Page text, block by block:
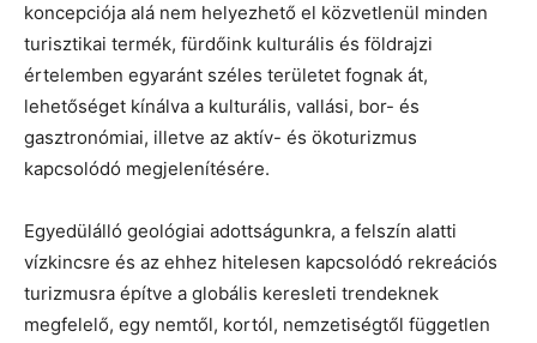
koncepciója alá nem helyezhető el közvetlenül minden
turisztikai termék, fürdőink kulturális és földrajzi
értelemben egyaránt széles területet fognak át,
lehetőséget kínálva a kulturális, vallási, bor- és
gasztronómiai, illetve az aktív- és ökoturizmus
kapcsolódó megjelenítésére.
Egyedülálló geológiai adottságunkra, a felszín alatti
vízkincsre és az ehhez hitelesen kapcsolódó rekreációs
turizmusra építve a globális keresleti trendeknek
megfelelő, egy nemtől, kortól, nemzetiségtől független